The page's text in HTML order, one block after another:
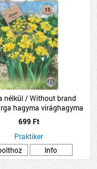
nélkül / Without brand
hagyma virághagyma
'Molly' 15db/csomag
699 Ft
Praktiker
Info